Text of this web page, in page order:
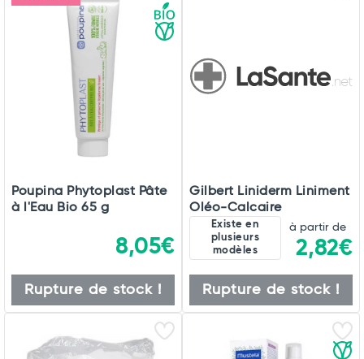
Poupina Phytoplast Pâte
à l'Eau Bio 65 g
8,05€
Rupture de stock !
Gilbert Liniderm Liniment
Oléo-Calcaire
Existe en
plusieurs
modèles
à partir de
2,82€
Rupture de stock !